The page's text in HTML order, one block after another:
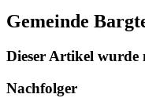
Gemeinde
Dieser Artikel
Nachfolger